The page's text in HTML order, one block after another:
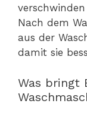
Nach dem
aus der
damit sie
Was bringt